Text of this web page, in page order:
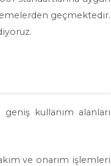
geçmektedir.
kullanım alanları
ve onarım işlemleri